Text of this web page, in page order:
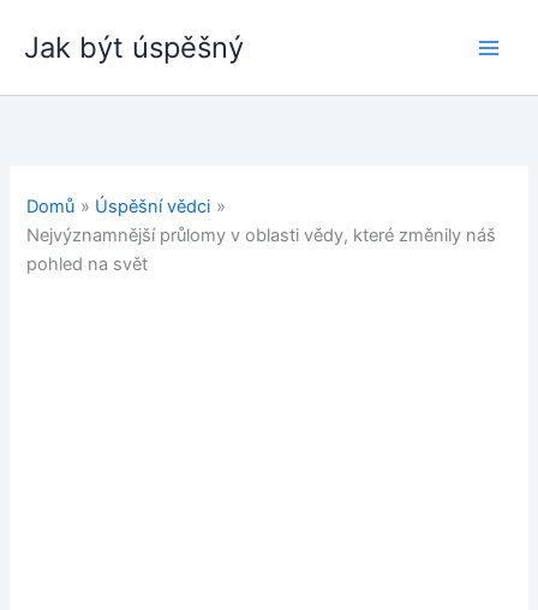
Jak být úspěšný
Domů
Úspěšní vědci
Nejvýznamnější průlomy v oblasti vědy, které změnily náš
pohled na svět